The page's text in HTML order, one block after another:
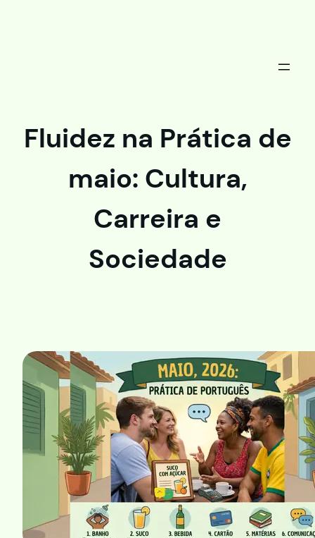
Fluidez na Prática de
maio: Cultura,
Carreira e
Sociedade